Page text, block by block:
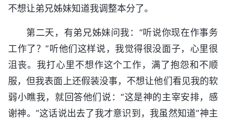
不想让弟兄姊妹知道我调整本分了。
第二天，有弟兄姊妹问我：“听说你现在作事务
工作了？”听他们这样说，我觉得很没面子，心里很
沮丧。我打心里不想作这个工作，满了抱怨和不顺
服，但我表面上还假装没事，不想让他们看见我的软
弱小瞧我，就回答他们说：“这是神的主宰安排，感
谢神。”这话说出去了我才意识到，我虽然知道“神主